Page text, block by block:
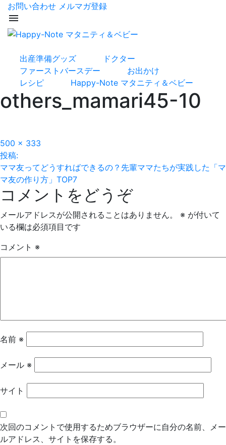
お問い合わせ メルマガ登録
menu
出産準備グッズ
ドクター
ファーストバースデー
お出かけ
レシピ
Happy-Note マタニティ＆ベビー
others_mamari45-10
フ
ル
サ
イ
ズ
500 × 333
投
稿
ナ
ビ
ゲ
ー
投稿:
ママ友ってどうすればできるの？先輩ママたちが実践した「マ
マ友の作り方」TOP7
コメントをどうぞ
メールアドレスが公開されることはありません。 ※ が付いて
いる欄は必須項目です
コメント ※
名前 ※
メール ※
サイト
次回のコメントで使用するためブラウザーに自分の名前、メー
ルアドレス、サイトを保存する。